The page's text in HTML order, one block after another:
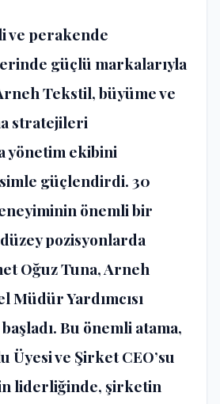
ve perakende
güçlü markalarıyla
Tekstil, büyüme ve
stratejileri
yönetim ekibini
güçlendirdi. 30
önemli bir
pozisyonlarda
Oğuz Tuna, Arneh
Müdür Yardımcısı
Bu önemli atama,
Üyesi ve Şirket CEO’su
liderliğinde, şirketin